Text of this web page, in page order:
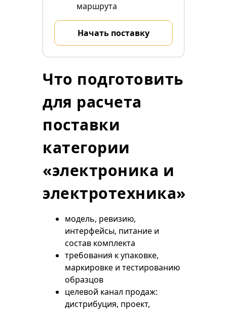
маршрута
Начать поставку
Что подготовить
для расчета
поставки
категории
«электроника и
электротехника»
модель, ревизию,
интерфейсы, питание и
состав комплекта
требования к упаковке,
маркировке и тестированию
образцов
целевой канал продаж:
дистрибуция, проект,